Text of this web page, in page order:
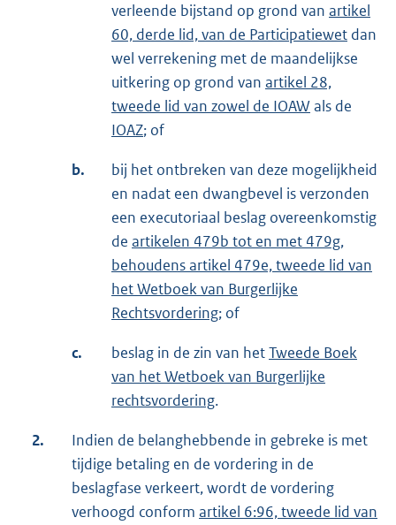
verleende bijstand op grond van artikel
60, derde lid, van de Participatiewet dan
wel verrekening met de maandelijkse
uitkering op grond van artikel 28,
tweede lid van zowel de IOAWals de
IOAZ; of
b.
bij het ontbreken van deze mogelijkheid
en nadat een dwangbevel is verzonden
een executoriaal beslag overeenkomstig
de artikelen 479b tot en met 479g,
behoudens artikel 479e, tweede lid van
het Wetboek van Burgerlijke
Rechtsvordering; of
c. beslag in de zin van hetTweede Boek
van het Wetboek van Burgerlijke
rechtsvordering.
2.
Indien de belanghebbende in gebreke is met
tijdige betaling en de vordering in de
beslagfase verkeert, wordt de vordering
verhoogd conform artikel 6:96, tweede lid van